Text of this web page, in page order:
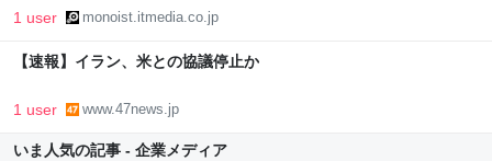
1 user monoist.itmedia.co.jp
【速報】イラン、米との協議停止か
1 user www.47news.jp
いま人気の記事 - 企業メディア